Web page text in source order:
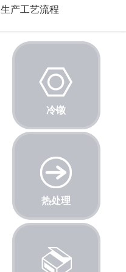
生产工艺流程
冷镦
热处理